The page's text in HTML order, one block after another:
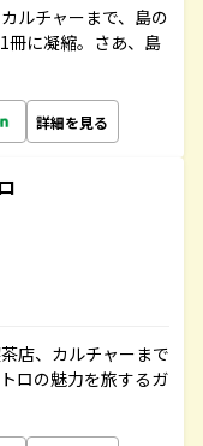
ルチャーまで、島の
冊に凝縮。さあ、島
詳細を見る
店、カルチャーまで
ロの魅力を旅するガ